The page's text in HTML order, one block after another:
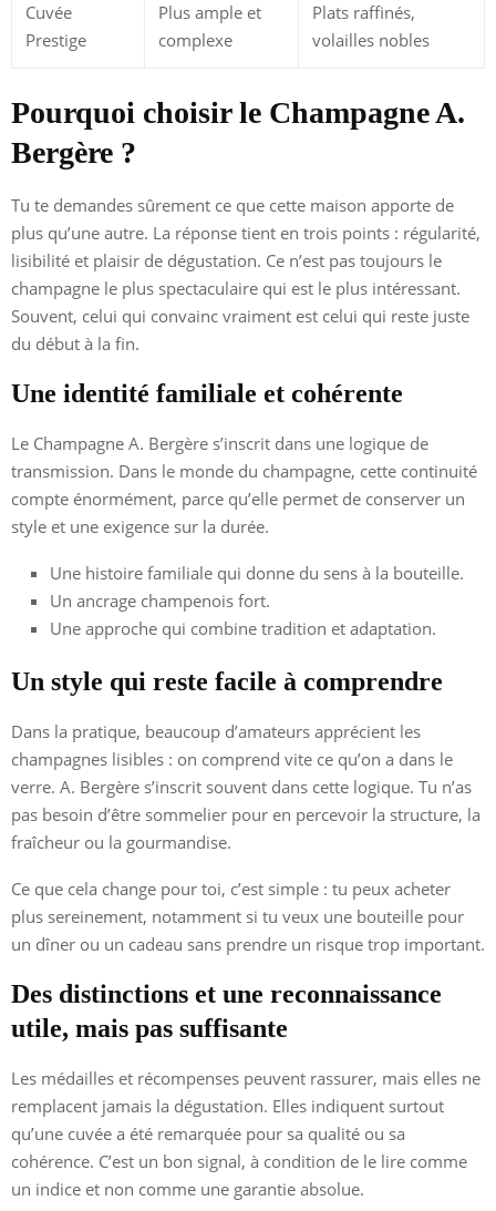
Cuvée
Prestige
Plus ample et
complexe
Plats raffinés,
volailles nobles
Pourquoi choisir le Champagne A.
Bergère ?
Tu te demandes sûrement ce que cette maison apporte de
plus qu’une autre. La réponse tient en trois points : régularité,
lisibilité et plaisir de dégustation. Ce n’est pas toujours le
champagne le plus spectaculaire qui est le plus intéressant.
Souvent, celui qui convainc vraiment est celui qui reste juste
du début à la fin.
Une identité familiale et cohérente
Le Champagne A. Bergère s’inscrit dans une logique de
transmission. Dans le monde du champagne, cette continuité
compte énormément, parce qu’elle permet de conserver un
style et une exigence sur la durée.
Une histoire familiale qui donne du sens à la bouteille.
Un ancrage champenois fort.
Une approche qui combine tradition et adaptation.
Un style qui reste facile à comprendre
Dans la pratique, beaucoup d’amateurs apprécient les
champagnes lisibles : on comprend vite ce qu’on a dans le
verre. A. Bergère s’inscrit souvent dans cette logique. Tu n’as
pas besoin d’être sommelier pour en percevoir la structure, la
fraîcheur ou la gourmandise.
Ce que cela change pour toi, c’est simple : tu peux acheter
plus sereinement, notamment si tu veux une bouteille pour
un dîner ou un cadeau sans prendre un risque trop important.
Des distinctions et une reconnaissance
utile, mais pas suffisante
Les médailles et récompenses peuvent rassurer, mais elles ne
remplacent jamais la dégustation. Elles indiquent surtout
qu’une cuvée a été remarquée pour sa qualité ou sa
cohérence. C’est un bon signal, à condition de le lire comme
un indice et non comme une garantie absolue.